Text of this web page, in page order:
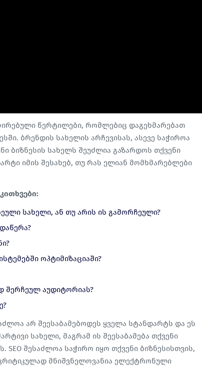
წერტილები, რომლებიც დაგეხმარებათ
ბრენდის სახელის არჩევისას, ასევე საჭიროა
ბიზნესის სახელს შეუძლია გაზარდოს თქვენი
იმის შესახებ, თუ რას ელიან მომხმარებლები
სახელი, ან თუ არის ის გამორჩეული?
ოპტიმიზაციაში?
შერჩეულ აუდიტორიას?
არ შეესაბამებოდეს ყველა სტანდარტს და ეს
სახელი, მაგრამ ის შეესაბამება თქვენი
SEO შესაძლოა საჭირო იყო თქვენი ბიზნესისთვის,
მნიშვნელოვანია ელექტრონული